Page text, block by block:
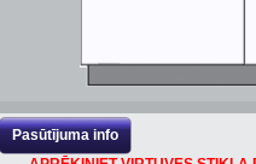
Pasūtījuma info